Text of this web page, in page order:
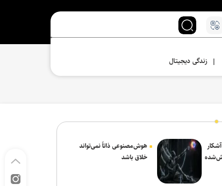
| زندگی دیجیتال
هوش‌مصنوعی ذاتاً نمی‌تواند
خلاق باشد